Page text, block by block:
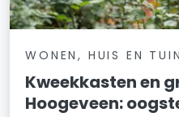
WONEN, HUIS EN TUIN
Kweekkasten en
Hoogeveen: